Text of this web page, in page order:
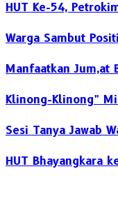
HUT Ke-54,
Warga Sambut
Manfaatkan Jum,at
Klinong-Klinong”
‎Sesi Tanya Jawab
HUT Bhayangkara